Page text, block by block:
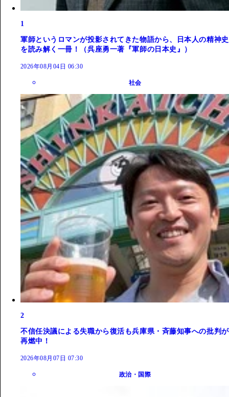
1
軍師というロマンが投影されてきた物語から、日本人の精神史
を読み解く一冊！（呉座勇一著『軍師の日本史』）
2026年08月04日 06:30
社会
2
不信任決議による失職から復活も兵庫県・斉藤知事への批判が
再燃中！
2026年08月07日 07:30
政治・国際